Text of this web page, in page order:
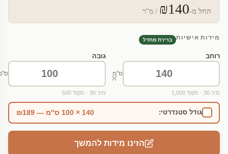
החל מ-₪140 / מ"ר
מידות אישיות ברירת מחדל
רוחב
ס"מ
מינ' 30 · מקס' 1,000
×
גובה
מינ' 30 · מקס' 500
גודל סטנדרטי: 140 × 100 ס"מ — ₪189
הזינו מידות להמשך